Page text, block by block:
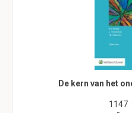
De kern van het
1147